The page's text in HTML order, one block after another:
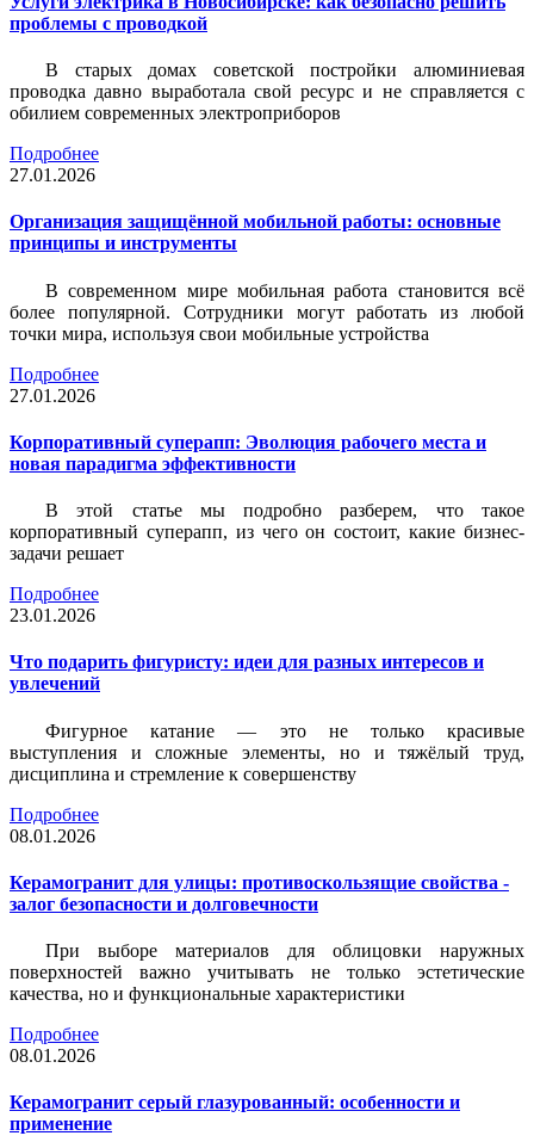
проблемы с проводкой
В старых домах советской постройки алюминиевая
проводка давно выработала свой ресурс и не справляется с
обилием современных электроприборов
Подробнее
27.01.2026
Организация защищённой мобильной работы: основные
принципы и инструменты
В современном мире мобильная работа становится всё
более популярной. Сотрудники могут работать из любой
точки мира, используя свои мобильные устройства
Подробнее
27.01.2026
Корпоративный суперапп: Эволюция рабочего места и
новая парадигма эффективности
В этой статье мы подробно разберем, что такое
корпоративный суперапп, из чего он состоит, какие бизнес-
задачи решает
Подробнее
23.01.2026
Что подарить фигуристу: идеи для разных интересов и
увлечений
Фигурное катание — это не только красивые
выступления и сложные элементы, но и тяжёлый труд,
дисциплина и стремление к совершенству
Подробнее
08.01.2026
Керамогранит для улицы: противоскользящие свойства -
залог безопасности и долговечности
При выборе материалов для облицовки наружных
поверхностей важно учитывать не только эстетические
качества, но и функциональные характеристики
Подробнее
08.01.2026
Керамогранит серый глазурованный: особенности и
применение